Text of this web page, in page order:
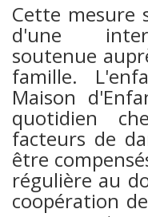
Cette mesure
d'une
soutenue
famille.
Maison
quotidien
facteurs de
être
régulière au
coopération